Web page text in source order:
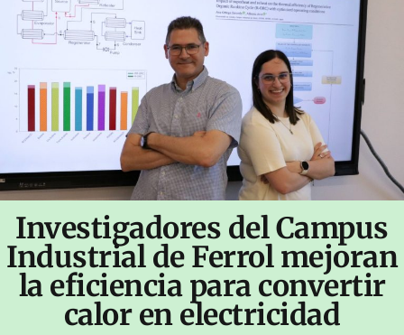
Investigadores del Campus
Industrial de Ferrol mejoran
la eficiencia para convertir
calor en electricidad